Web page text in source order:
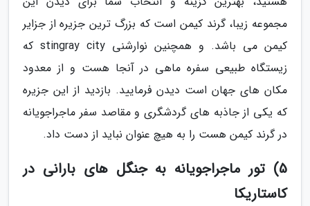
مجموعه زیبا، گرند کیمن است که بزرگ ترین جزیره از جزایر
کیمن می باشد. و همچنین نوارشنی stingray city که
زیستگاه طبیعی سفره ماهی در آنجا هست و از معدود
مکان های جهان است دیدن فرمایید. بازدید از این جزیره
که یکی از جاذبه های گردشگری و مقاصد سفر ماجراجویانه
در گرند کیمن هست را به هیچ عنوان نباید از دست داد.
5) تور ماجراجویانه به جنگل های بارانی در
کاستاریکا